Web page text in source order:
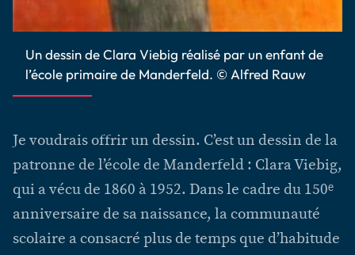
Un dessin de Clara Viebig réalisé par un enfant de
l’école primaire de Manderfeld. © Alfred Rauw
Je voudrais offrir un dessin. C’est un dessin de la
patronne de l’école de Manderfeld : Clara Viebig,
qui a vécu de 1860 à 1952. Dans le cadre du 150ᵉ
anniversaire de sa naissance, la communauté
scolaire a consacré plus de temps que d’habitude